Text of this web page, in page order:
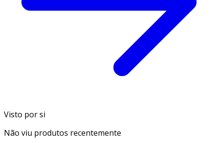
Visto por si
Não viu produtos recentemente